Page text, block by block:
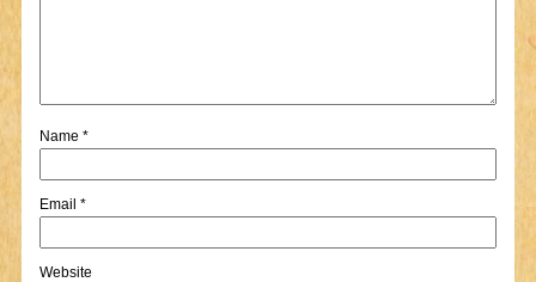
Name *
Email *
Website